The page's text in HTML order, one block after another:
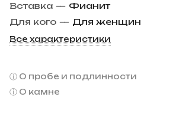
Вставка — Фианит
Для кого — Для женщин
Все характеристики
О пробе и подлинности
О камне